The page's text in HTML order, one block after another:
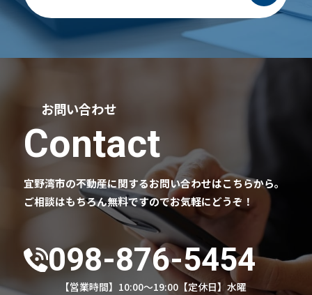
お問い合わせ
Contact
宜野湾市の不動産に関するお問い合わせはこちらから。
ご相談はもちろん無料ですのでお気軽にどうぞ！
098-876-5454
【営業時間】10:00～19:00 【定休日】水曜